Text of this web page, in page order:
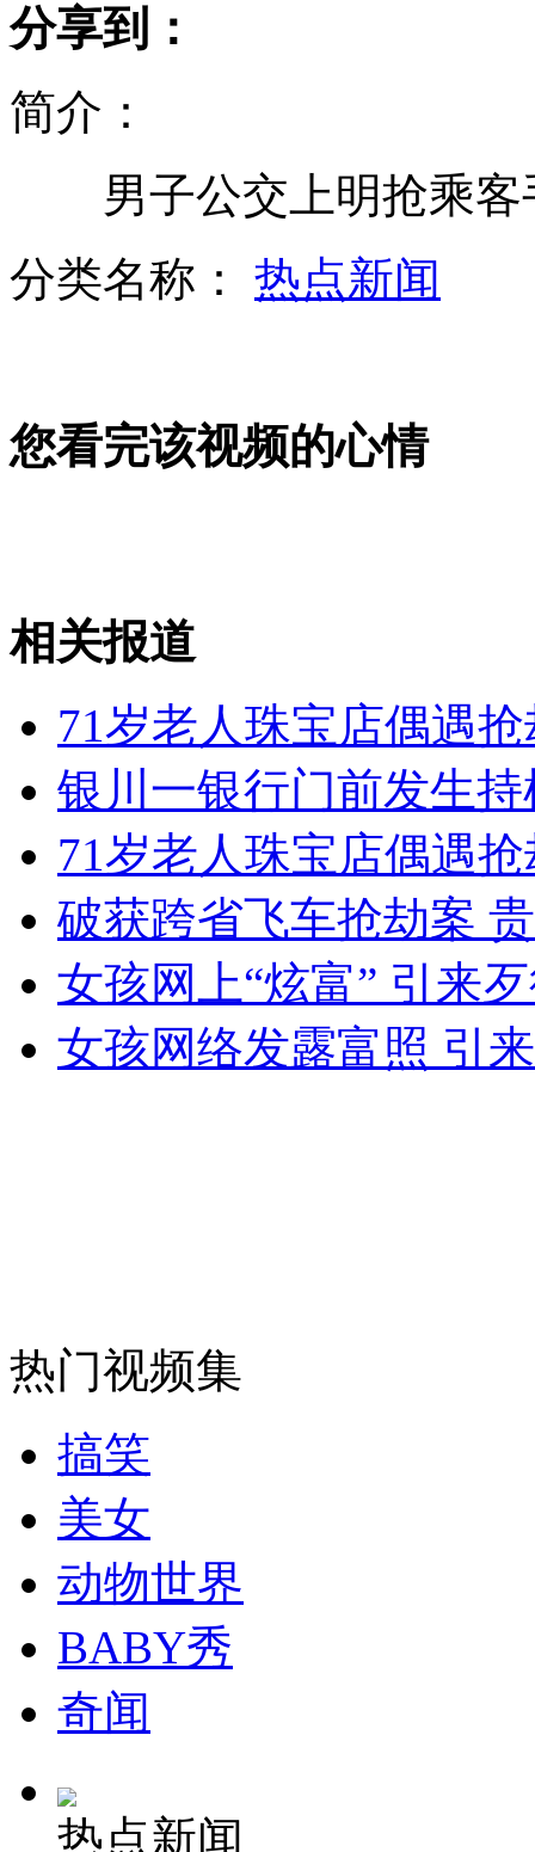
加拿大闹市购物中心发生枪击事件
女孩北京地铁殴打老人 痛下狠手拳打脚踢
无痛分娩是否安全 医生回应
外交部：反对强权政治霸凌主义
外交部：有关国家言论片面不公正
纽约上演“枕头大战”
司机酒驾遇交警 急速倒车逃窜
分享到：
简介：
男子公交上明抢乘客
分类名称： 热点新闻
您看完该视频的心情
相关报道
71岁老人珠宝店偶遇
银川一银行门前发生
71岁老人珠宝店偶遇
破获跨省飞车抢劫案
女孩网上“炫富” 引来
女孩网络发露富照 引
热门视频集
搞笑
美女
动物世界
BABY秀
奇闻
热点新闻